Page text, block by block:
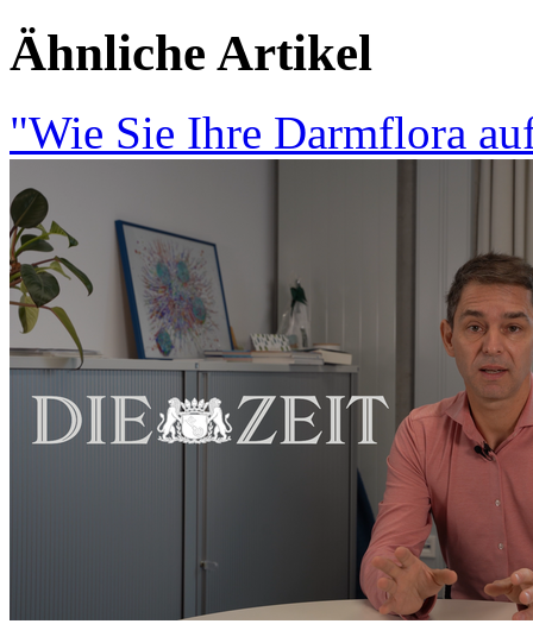
Ähnliche Artikel
"Wie Sie Ihre Darmflora